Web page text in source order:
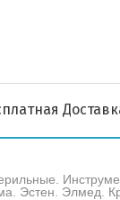
Эстен. Элмед.